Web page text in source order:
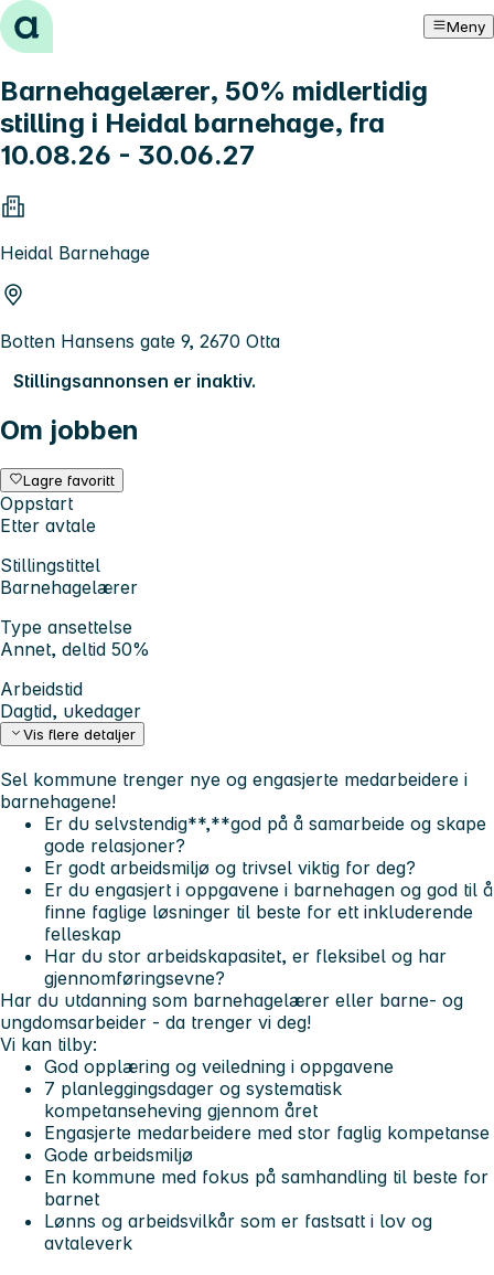
Hopp til innhold Meny
Barnehagelærer, 50% midlertidig
stilling i Heidal barnehage, fra
10.08.26 - 30.06.27
Heidal Barnehage
Botten Hansens gate 9, 2670 Otta
Stillingsannonsen er inaktiv.
Om jobben
Lagre favoritt
Oppstart
Etter avtale
Stillingstittel
Barnehagelærer
Type ansettelse
Annet, deltid 50%
Arbeidstid
Dagtid, ukedager
Vis flere detaljer
Sel kommune trenger nye og engasjerte medarbeidere i
barnehagene!
Er du selvstendig**,**god på å samarbeide og skape
gode relasjoner?
Er godt arbeidsmiljø og trivsel viktig for deg?
Er du engasjert i oppgavene i barnehagen og god til å
finne faglige løsninger til beste for ett inkluderende
felleskap
Har du stor arbeidskapasitet, er fleksibel og har
gjennomføringsevne?
Har du utdanning som barnehagelærer eller barne- og
ungdomsarbeider - da trenger vi deg!
Vi kan tilby:
God opplæring og veiledning i oppgavene
7 planleggingsdager og systematisk
kompetanseheving gjennom året
Engasjerte medarbeidere med stor faglig kompetanse
Gode arbeidsmiljø
En kommune med fokus på samhandling til beste for
barnet
Lønns og arbeidsvilkår som er fastsatt i lov og
avtaleverk